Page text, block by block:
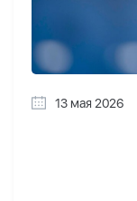
13 мая 2026